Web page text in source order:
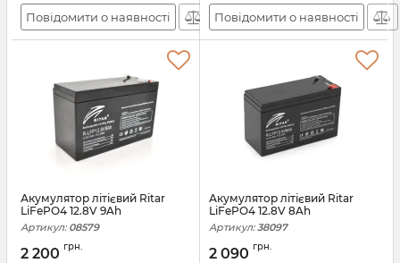
Повідомити о наявності Повідомити о наявності
Акумулятор літієвий Ritar
LiFePO4 12.8V 9Ah
Артикул: 08579
2 200 грн.
Акумулятор літієвий Ritar
LiFePO4 12.8V 8Ah
Артикул: 38097
2 090 грн.